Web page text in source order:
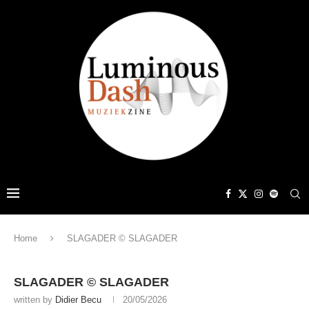
Home SLAGADER © SLAGADER
SLAGADER © SLAGADER
written by Didier Becu 20/05/2026